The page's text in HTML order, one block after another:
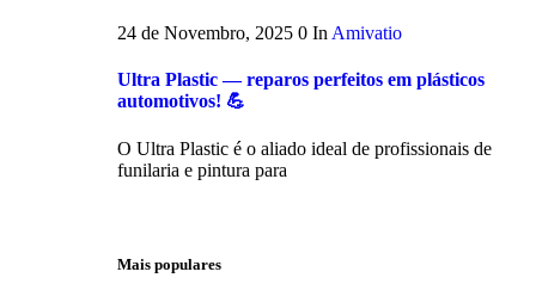
24 de Novembro, 2025 0 In Amivatio
Ultra Plastic — reparos perfeitos em plásticos
automotivos! 💪
O Ultra Plastic é o aliado ideal de profissionais de
funilaria e pintura para
Mais populares